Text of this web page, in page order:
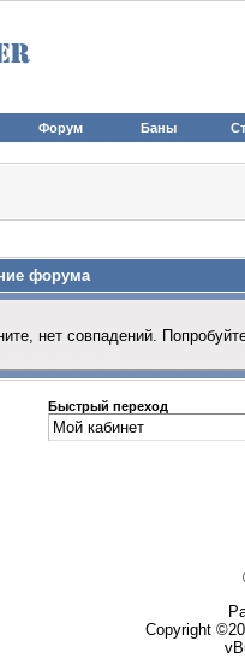
Форум Баны
форума
нет совпадений.
Быстрый переход
Copyright